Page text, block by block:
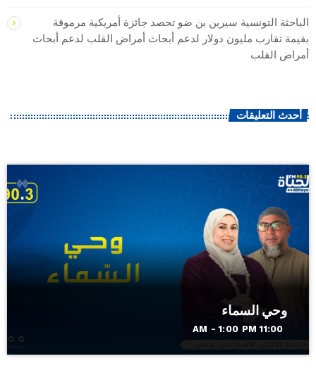
الباحثة التونسية سيرين بن ضو تحصد جائزة أمريكية مرموقة
بقيمة تقارب مليون دولار لدعم أبحاث أمراض القلب لدعم أبحاث
أمراض القلب
أحدث التعليقات
وحي السماء
11:00 AM - 1:00 PM